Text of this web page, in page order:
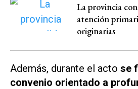
La provincia
atención
originarias
Además, durante el acto se
convenio orientado a